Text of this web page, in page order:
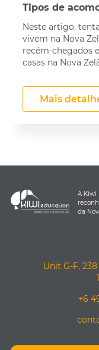
Tipos de
Neste artigo,
vivem na Nova
recém-chegados
casas na Nova
Mais
A Kiwi
da
Unit G-F,
+6